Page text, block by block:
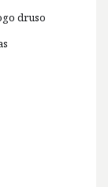
druso